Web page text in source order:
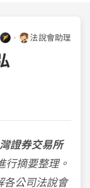
法說會助理
證券交易所
行摘要整理。
各公司法說會